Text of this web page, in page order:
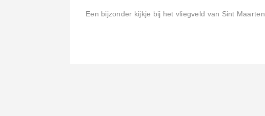
Een bijzonder kijkje bij het vliegveld van Sint Maarten